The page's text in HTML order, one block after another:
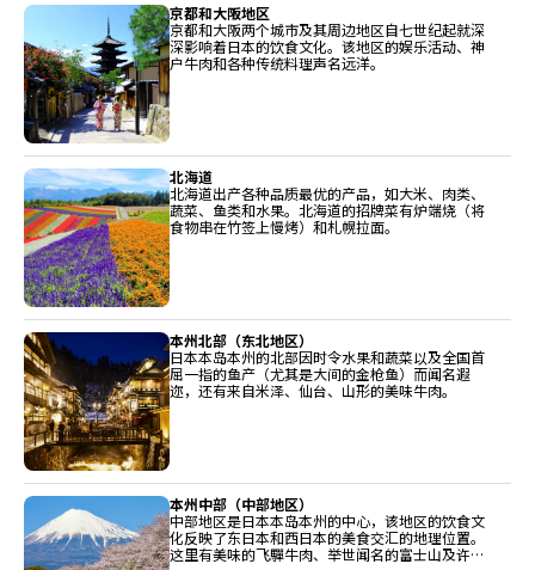
京都和大阪地区
京都和大阪两个城市及其周边地区自七世纪起就深
深影响着日本的饮食文化。该地区的娱乐活动、神
户牛肉和各种传统料理声名远洋。
北海道
北海道出产各种品质最优的产品，如大米、肉类、
蔬菜、鱼类和水果。北海道的招牌菜有炉端烧（将
食物串在竹签上慢烤）和札幌拉面。
本州北部（东北地区）
日本本岛本州的北部因时令水果和蔬菜以及全国首
屈一指的鱼产（尤其是大间的金枪鱼）而闻名遐
迩，还有来自米泽、仙台、山形的美味牛肉。
本州中部（中部地区）
中部地区是日本本岛本州的中心，该地区的饮食文
化反映了东日本和西日本的美食交汇的地理位置。
这里有美味的飞驒牛肉、举世闻名的富士山及许多